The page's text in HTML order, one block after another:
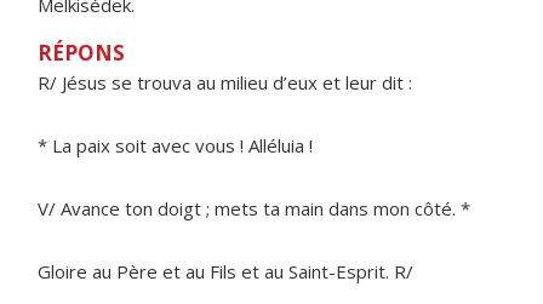
Melkisédek.
RÉPONS
R/ Jésus se trouva au milieu d’eux et leur dit :
* La paix soit avec vous ! Alléluia !
V/ Avance ton doigt ; mets ta main dans mon côté. *
Gloire au Père et au Fils et au Saint-Esprit. R/